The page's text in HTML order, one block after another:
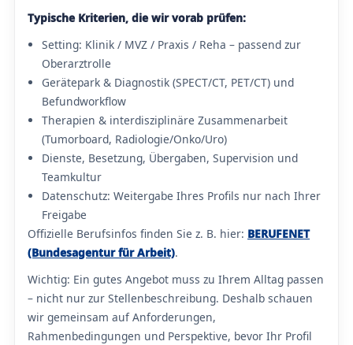
Typische Kriterien, die wir vorab prüfen:
Setting: Klinik / MVZ / Praxis / Reha – passend zur
Oberarztrolle
Gerätepark & Diagnostik (SPECT/CT, PET/CT) und
Befundworkflow
Therapien & interdisziplinäre Zusammenarbeit
(Tumorboard, Radiologie/Onko/Uro)
Dienste, Besetzung, Übergaben, Supervision und
Teamkultur
Datenschutz: Weitergabe Ihres Profils nur nach Ihrer
Freigabe
Offizielle Berufsinfos finden Sie z. B. hier: BERUFENET
(Bundesagentur für Arbeit).
Wichtig: Ein gutes Angebot muss zu Ihrem Alltag passen
– nicht nur zur Stellenbeschreibung. Deshalb schauen
wir gemeinsam auf Anforderungen,
Rahmenbedingungen und Perspektive, bevor Ihr Profil